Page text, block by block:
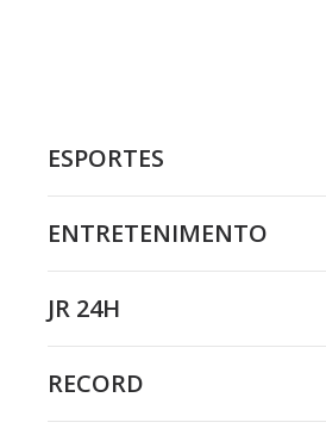
ESPORTES
ENTRETENIMENTO
JR 24H
RECORD